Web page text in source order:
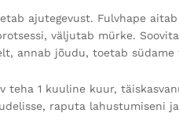
ajutegevust. Fulvhape
väljutab mürke.
annab jõudu, toetab südame
1 kuuline kuur,
raputa lahustumiseni